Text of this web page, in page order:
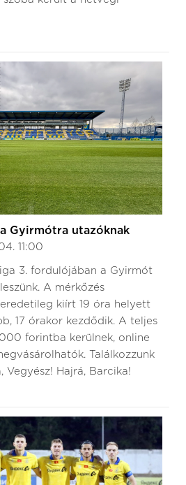
Gyirmótra utazóknak
11:00
3. fordulójában a Gyirmót
A mérkőzés
kiírt 19 óra helyett
17 órakor kezdődik. A teljes
forintba kerülnek, online
Találkozzunk
Vegyész! Hajrá, Barcika!